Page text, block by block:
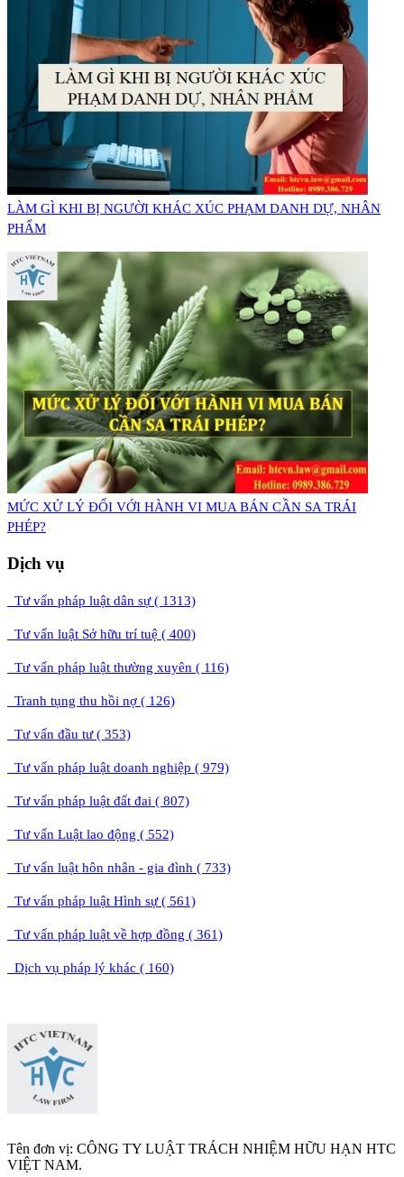
LÀM GÌ KHI BỊ NGƯỜI KHÁC XÚC PHẠM DANH DỰ, NHÂN
PHẨM
MỨC XỬ LÝ ĐỐI VỚI HÀNH VI MUA BÁN CẦN SA TRÁI
PHÉP?
Dịch vụ
Tư vấn pháp luật dân sự ( 1313)
Tư vấn luật Sở hữu trí tuệ ( 400)
Tư vấn pháp luật thường xuyên ( 116)
Tranh tụng thu hồi nợ ( 126)
Tư vấn đầu tư ( 353)
Tư vấn pháp luật doanh nghiệp ( 979)
Tư vấn pháp luật đất đai ( 807)
Tư vấn Luật lao động ( 552)
Tư vấn luật hôn nhân - gia đình ( 733)
Tư vấn pháp luật Hình sự ( 561)
Tư vấn pháp luật về hợp đồng ( 361)
Dịch vụ pháp lý khác ( 160)
Tên đơn vị: CÔNG TY LUẬT TRÁCH NHIỆM HỮU HẠN HTC
VIỆT NAM.